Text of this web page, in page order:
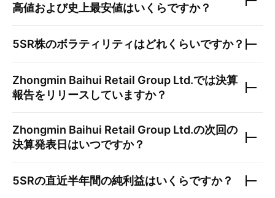
高値および史上最安値はいくらですか？
5SR株のボラティリティはどれくらいですか？
Zhongmin Baihui Retail Group Ltd.では決算
報告をリリースしていますか？
Zhongmin Baihui Retail Group Ltd.の次回の
決算発表日はいつですか？
5SRの直近半年間の純利益はいくらですか？